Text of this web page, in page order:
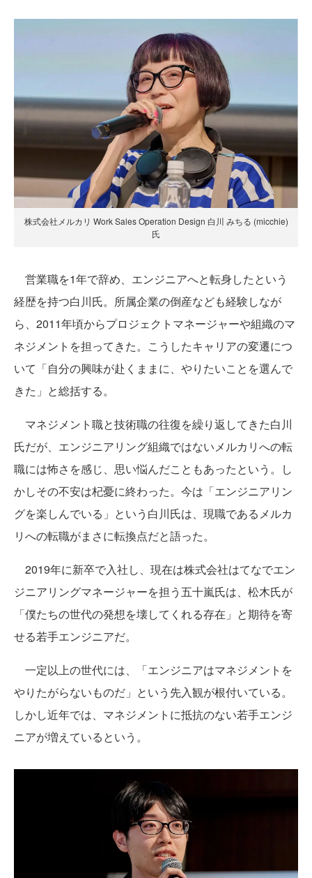
株式会社メルカリ Work Sales Operation Design 白川 みちる (micchie)
氏
営業職を1年で辞め、エンジニアへと転身したという
経歴を持つ白川氏。所属企業の倒産なども経験しなが
ら、2011年頃からプロジェクトマネージャーや組織のマ
ネジメントを担ってきた。こうしたキャリアの変遷につ
いて「自分の興味が赴くままに、やりたいことを選んで
きた」と総括する。
マネジメント職と技術職の往復を繰り返してきた白川
氏だが、エンジニアリング組織ではないメルカリへの転
職には怖さを感じ、思い悩んだこともあったという。し
かしその不安は杞憂に終わった。今は「エンジニアリン
グを楽しんでいる」という白川氏は、現職であるメルカ
リへの転職がまさに転換点だと語った。
2019年に新卒で入社し、現在は株式会社はてなでエン
ジニアリングマネージャーを担う五十嵐氏は、松木氏が
「僕たちの世代の発想を壊してくれる存在」と期待を寄
せる若手エンジニアだ。
一定以上の世代には、「エンジニアはマネジメントを
やりたがらないものだ」という先入観が根付いている。
しかし近年では、マネジメントに抵抗のない若手エンジ
ニアが増えているという。